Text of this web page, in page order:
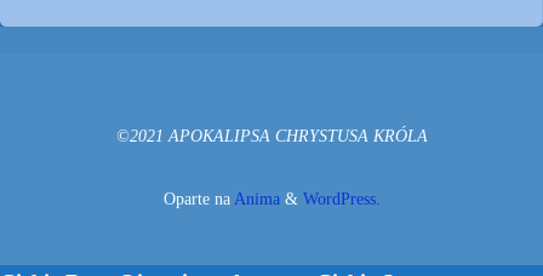
©2021 APOKALIPSA CHRYSTUSA KRÓLA
Oparte naAnima & WordPress.